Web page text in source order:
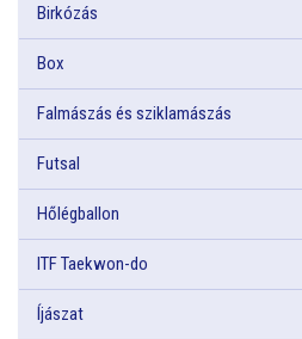
Birkózás
Box
Falmászás és sziklamászás
Futsal
Hőlégballon
ITF Taekwon-do
Íjászat